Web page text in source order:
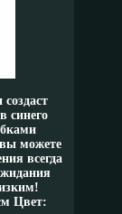
синего
вы можете
всегда
Цвет: